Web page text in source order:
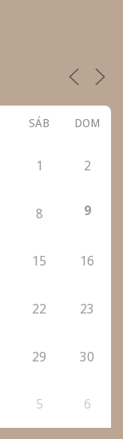
SÁB DOM
1 2
8 9
15 16
22 23
29 30
5 6